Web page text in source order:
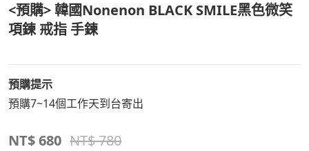
<預購> 韓國Nonenon BLACK SMILE黑色微笑
項鍊 戒指 手鍊
預購提示
預購7~14個工作天到台寄出
NT$680 NT$ 780